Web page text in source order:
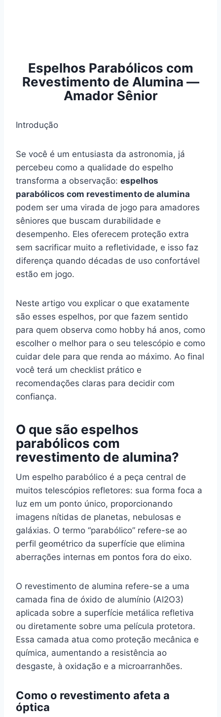
Espelhos Parabólicos com
Revestimento de Alumina —
Amador Sênior
Introdução
Se você é um entusiasta da astronomia, já
percebeu como a qualidade do espelho
transforma a observação: espelhos
parabólicos com revestimento de alumina
podem ser uma virada de jogo para amadores
sêniores que buscam durabilidade e
desempenho. Eles oferecem proteção extra
sem sacrificar muito a refletividade, e isso faz
diferença quando décadas de uso confortável
estão em jogo.
Neste artigo vou explicar o que exatamente
são esses espelhos, por que fazem sentido
para quem observa como hobby há anos, como
escolher o melhor para o seu telescópio e como
cuidar dele para que renda ao máximo. Ao final
você terá um checklist prático e
recomendações claras para decidir com
confiança.
O que são espelhos
parabólicos com
revestimento de alumina?
Um espelho parabólico é a peça central de
muitos telescópios refletores: sua forma foca a
luz em um ponto único, proporcionando
imagens nítidas de planetas, nebulosas e
galáxias. O termo “parabólico” refere-se ao
perfil geométrico da superfície que elimina
aberrações internas em pontos fora do eixo.
O revestimento de alumina refere-se a uma
camada fina de óxido de alumínio (Al2O3)
aplicada sobre a superfície metálica refletiva
ou diretamente sobre uma película protetora.
Essa camada atua como proteção mecânica e
química, aumentando a resistência ao
desgaste, à oxidação e a microarranhões.
Como o revestimento afeta a
óptica